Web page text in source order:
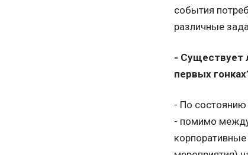
события
различные
- Существует
первых
- По состоянию
- помимо